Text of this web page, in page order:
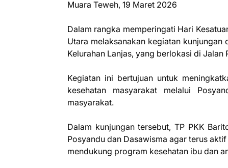
Muara Teweh, 19 Maret 2026
Dalam rangka memperingati Hari
Utara melaksanakan kegiatan kunjungan
Kelurahan Lanjas, yang berlokasi di Jalan
Kegiatan ini bertujuan untuk
kesehatan masyarakat melalui
masyarakat.
Dalam kunjungan tersebut, TP PKK
Posyandu dan Dasawisma agar terus
mendukung program kesehatan ibu dan